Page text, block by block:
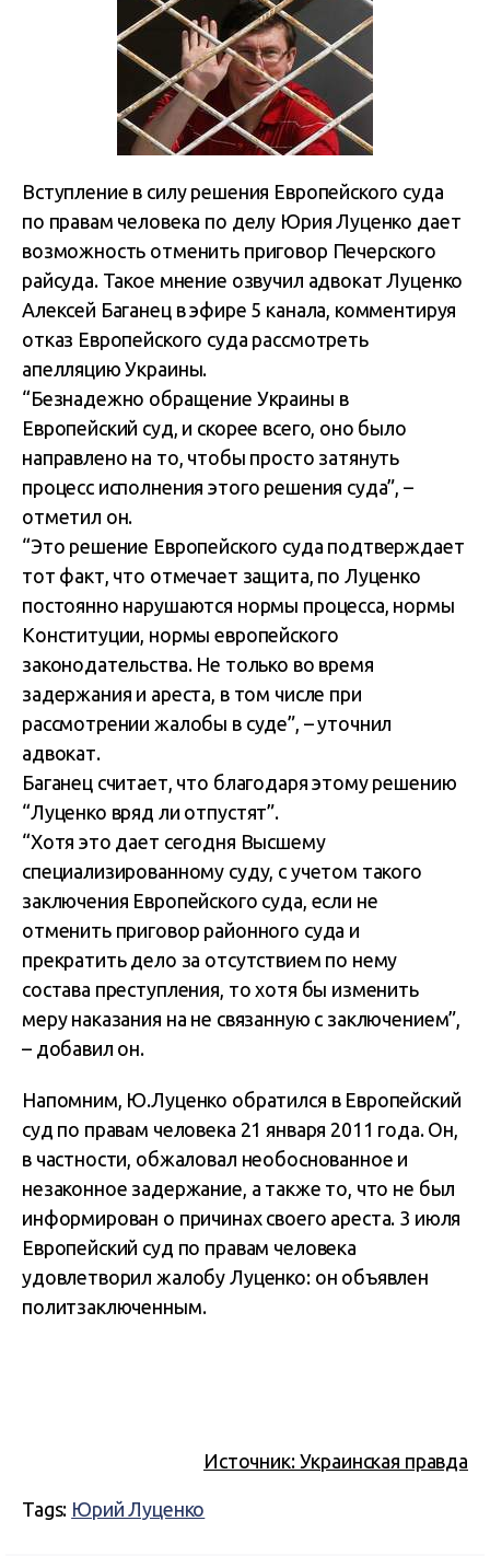
Вступление в силу решения Европейского суда
по правам человека по делу Юрия Луценко дает
возможность отменить приговор Печерского
райсуда. Такое мнение озвучил адвокат Луценко
Алексей Баганец в эфире 5 канала, комментируя
отказ Европейского суда рассмотреть
апелляцию Украины.
“Безнадежно обращение Украины в
Европейский суд, и скорее всего, оно было
направлено на то, чтобы просто затянуть
процесс исполнения этого решения суда”, –
отметил он.
“Это решение Европейского суда подтверждает
тот факт, что отмечает защита, по Луценко
постоянно нарушаются нормы процесса, нормы
Конституции, нормы европейского
законодательства. Не только во время
задержания и ареста, в том числе при
рассмотрении жалобы в суде”, – уточнил
адвокат.
Баганец считает, что благодаря этому решению
“Луценко вряд ли отпустят”.
“Хотя это дает сегодня Высшему
специализированному суду, с учетом такого
заключения Европейского суда, если не
отменить приговор районного суда и
прекратить дело за отсутствием по нему
состава преступления, то хотя бы изменить
меру наказания на не связанную с заключением”,
– добавил он.
Напомним, Ю.Луценко обратился в Европейский
суд по правам человека 21 января 2011 года. Он,
в частности, обжаловал необоснованное и
незаконное задержание, а также то, что не был
информирован о причинах своего ареста. 3 июля
Европейский суд по правам человека
удовлетворил жалобу Луценко: он объявлен
политзаключенным.
Источник: Украинская правда
Tags: Юрий Луценко